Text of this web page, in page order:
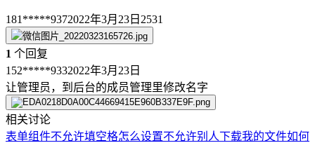
181*****9372022年3月23日 2531
1 个回复
152*****9332022年3月23日
让管理员，到后台的成员管理里修改名字
相关讨论
表单组件不允许填空格怎么设置不允许别人下载我的文件如何